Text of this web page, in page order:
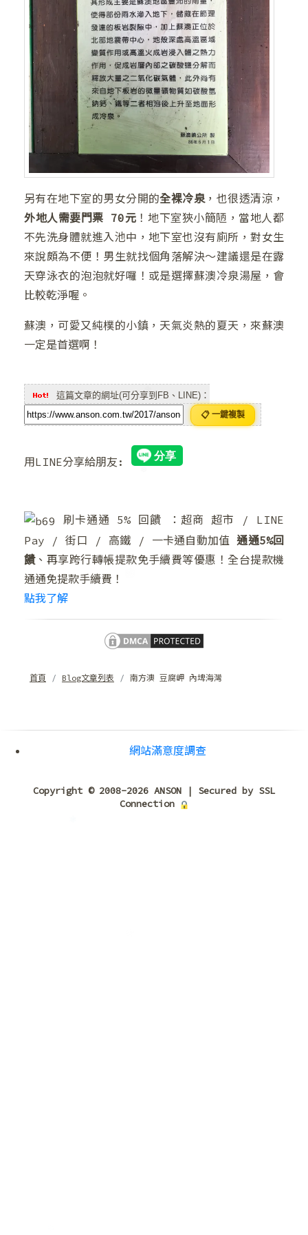
另有在地下室的男女分開的全裸冷泉，也很透清涼，
外地人需要門票 70元 ！地下室狹小簡陋，當地人都
不先洗身體就進入池中，地下室也沒有廁所，對女生
來說頗為不便！男生就找個角落解決～建議還是在露
天穿泳衣的泡泡就好囉！或是選擇蘇澳冷泉湯屋，會
比較乾淨喔。
蘇澳，可愛又純樸的小鎮，天氣炎熱的夏天，來蘇澳
一定是首選啊！
這篇文章的網址(可分享到FB、LINE)：
📋 一鍵複製
用LINE分享給朋友:
刷卡通通 5% 回饋 ：超商 超市 / LINE
Pay / 街口 / 高鐵 / 一卡通自動加值通通5%回
饋、再享跨行轉帳提款免手續費等優惠！全台提款機
通通免提款手續費！
點我了解
首頁 Blog文章列表 南方澳 豆腐岬 內埤海灣
網站滿意度調查
Copyright © 2008-2026 ANSON | Secured by SSL
Connection
❄
❆ ❄